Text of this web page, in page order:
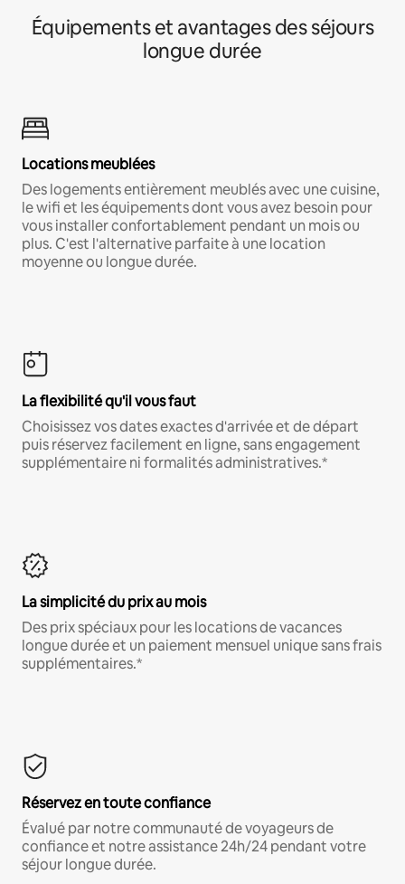
Équipements et avantages des séjours
longue durée
Locations meublées
Des logements entièrement meublés avec une cuisine,
le wifi et les équipements dont vous avez besoin pour
vous installer confortablement pendant un mois ou
plus. C'est l'alternative parfaite à une location
moyenne ou longue durée.
La flexibilité qu'il vous faut
Choisissez vos dates exactes d'arrivée et de départ
puis réservez facilement en ligne, sans engagement
supplémentaire ni formalités administratives.*
La simplicité du prix au mois
Des prix spéciaux pour les locations de vacances
longue durée et un paiement mensuel unique sans frais
supplémentaires.*
Réservez en toute confiance
Évalué par notre communauté de voyageurs de
confiance et notre assistance 24h/24 pendant votre
séjour longue durée.